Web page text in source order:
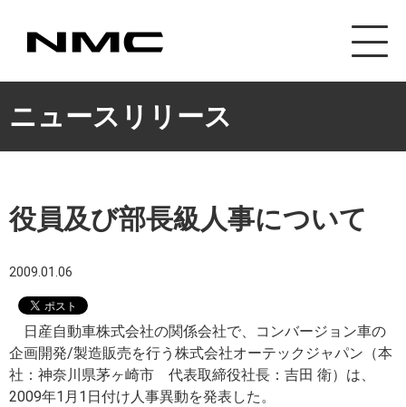
カスタマイズ事
ニュースリリース
役員及び部長級人事について
2009.01.06
日産自動車株式会社の関係会社で、コンバージョン車の
企画開発/製造販売を行う株式会社オーテックジャパン（本
社：神奈川県茅ヶ崎市 代表取締役社長：吉田 衛）は、
2009年1月1日付け人事異動を発表した。